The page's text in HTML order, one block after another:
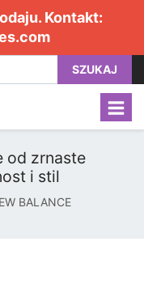
Kontakt:
SZUKAJ
od zrnaste
i stil
BALANCE